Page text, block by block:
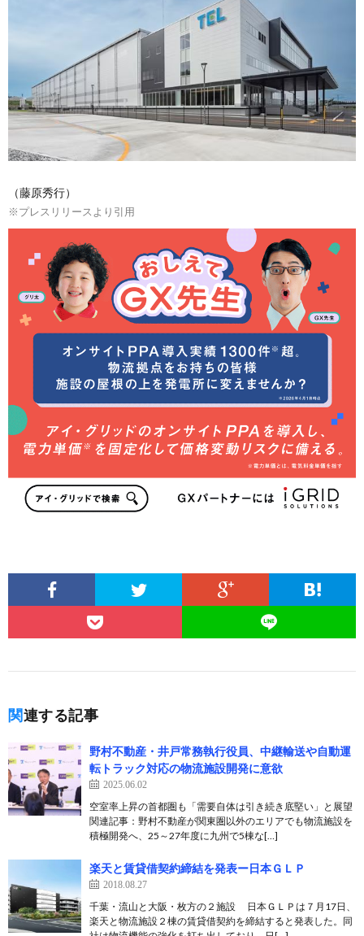
（藤原秀行）
※プレスリリースより引用
関連する記事
野村不動産・井戸常務執行役員、中継輸送や自動運
転トラック対応の物流施設開発に意欲
2025.06.02
空室率上昇の首都圏も「需要自体は引き続き底堅い」と展望
関連記事：野村不動産が関東圏以外のエリアでも物流施設を
積極開発へ、25～27年度に九州で5棟な[…]
楽天と賃貸借契約締結を発表ー日本ＧＬＰ
2018.08.27
千葉・流山と大阪・枚方の２施設 日本ＧＬＰは７月17日、
楽天と物流施設２棟の賃貸借契約を締結すると発表した。同